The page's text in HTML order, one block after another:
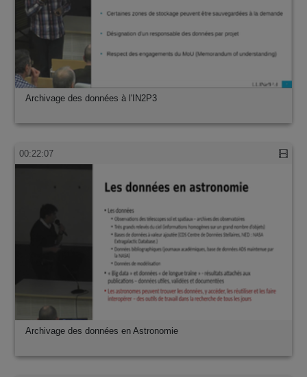
Archivage des données à l'IN2P3
00:22:07
Archivage des données en Astronomie